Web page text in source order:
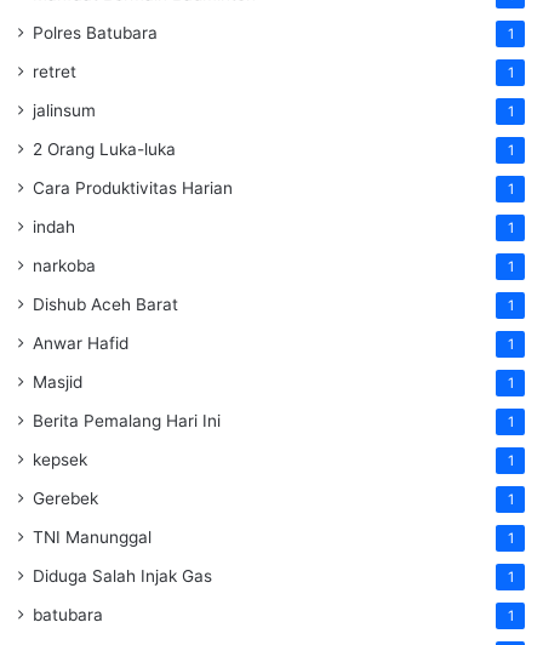
Polres Batubara 1
retret 1
jalinsum 1
2 Orang Luka-luka 1
Cara Produktivitas Harian 1
indah 1
narkoba 1
Dishub Aceh Barat 1
Anwar Hafid 1
Masjid 1
Berita Pemalang Hari Ini 1
kepsek 1
Gerebek 1
TNI Manunggal 1
Diduga Salah Injak Gas 1
batubara 1